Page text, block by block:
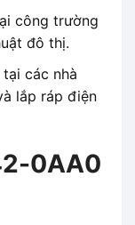
công trường
đô thị.
các nhà
lắp ráp điện
0AA0